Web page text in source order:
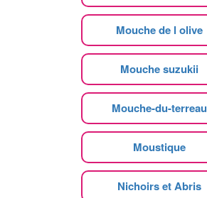
Mouche de l olive
Mouche suzukii
Mouche-du-terreau
Moustique
Nichoirs et Abris